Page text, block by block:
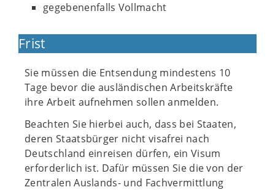
gegebenenfalls Vollmacht
Frist
Sie müssen die Entsendung mindestens 10
Tage bevor die ausländischen Arbeitskräfte
ihre Arbeit aufnehmen sollen anmelden.
Beachten Sie hierbei auch, dass bei Staaten,
deren Staatsbürger nicht visafrei nach
Deutschland einreisen dürfen, ein Visum
erforderlich ist. Dafür müssen Sie die von der
Zentralen Auslands- und Fachvermittlung